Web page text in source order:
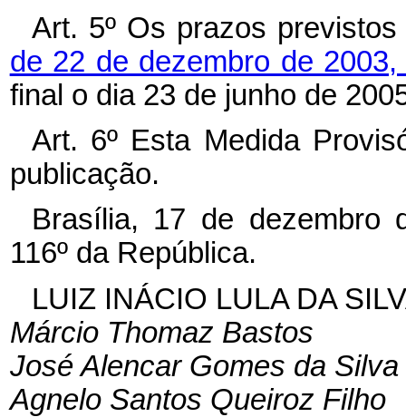
Art. 5º Os prazos
de 22 de dezembro de
final o dia 23 de junho de
Art. 6º Esta Medida
publicação.
Brasília, 17 de dezembro
116º da República.
LUIZ INÁCIO LULA DA
Márcio Thomaz Bastos
José Alencar Gomes da Silva
Agnelo Santos Queiroz Filho